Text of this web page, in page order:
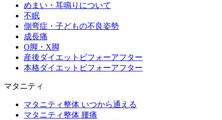
めまい・耳鳴りについて
不眠
側弯症・子どもの不良姿勢
成長痛
O脚・X脚
産後ダイエットビフォーアフター
本格ダイエットビフォーアフター
マタニティ
マタニティ整体 いつから通える
マタニティ整体 腰痛